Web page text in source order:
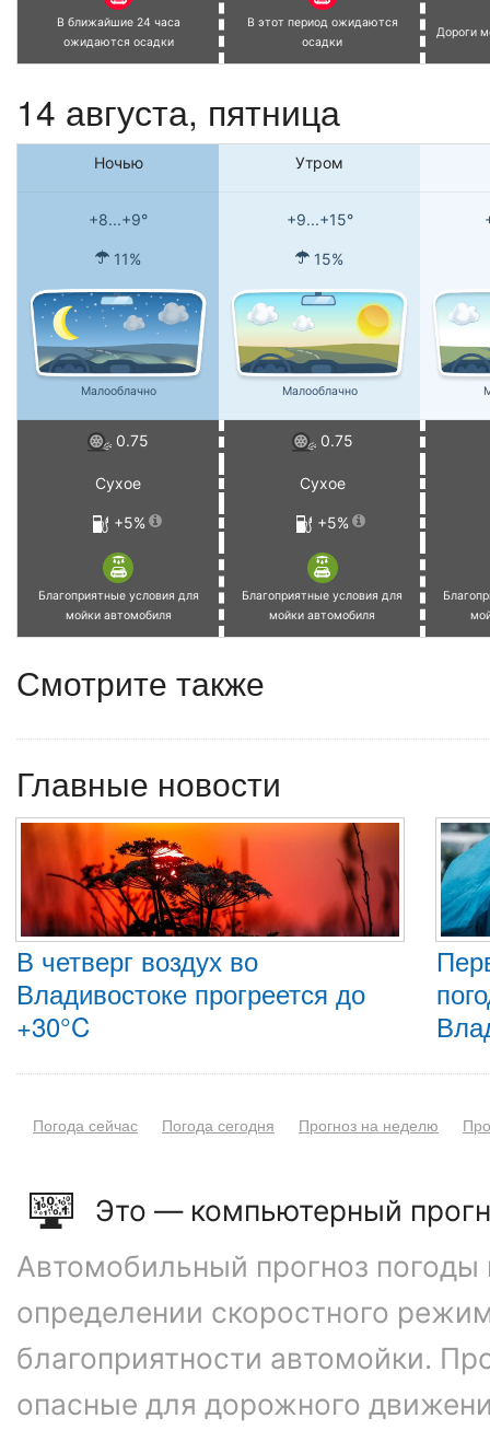
В ближайшие 24 часа
ожидаются осадки
В этот период ожидаются
осадки
Дороги
14 августа, пятница
Ночью Утром
+8...+9° +9...+15°
11% 15%
Малооблачно Малооблачно
0.75 0.75
Сухое Сухое
+5% +5%
Благоприятные условия для
мойки автомобиля
Благоприятные условия для
мойки автомобиля
Смотрите также
Главные новости
В четверг воздух во
Владивостоке прогреется до
+30°C
Погода сейчас Погода сегодня Прогноз на неделю
Это — компьютерный
Автомобильный прогноз погоды
определении скоростного
благоприятности автомойки.
опасные для дорожного